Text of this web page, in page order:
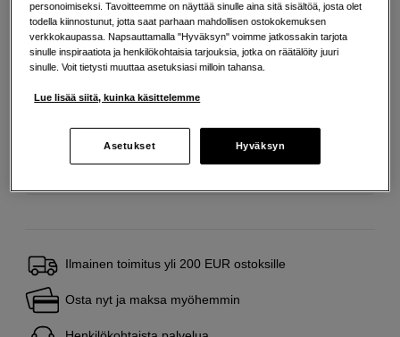
Maksa Svea-erämaksulla
Esimerkki: 36 kk, 3 EUR/kk, yhteensä 113 EUR, todellinen vuosikorko
Avausmaksu 5 EUR, laskutusmaksu 0 EUR/kk lisäksi
liittymien tekemistä ja uusien lainojen saamista. Apua saat kuntasi talous- ja
velkaneuvonnasta. Yhteystiedot löydät sivulta kkv.fi (avautuu uuteen
Ilmainen toimitus yli 200 EUR ostoksille
Osta nyt ja maksa myöhemmin
personoimiseksi. Tavoitteemme on näyttää sinulle aina sitä sisältöä, josta olet
todella kiinnostunut, jotta saat parhaan mahdollisen ostokokemuksen
verkkokaupassa. Napsauttamalla "Hyväksyn" voimme jatkossakin tarjota
sinulle inspiraatiota ja henkilökohtaisia tarjouksia, jotka on räätälöity juuri
sinulle. Voit tietysti muuttaa asetuksiasi milloin tahansa.
Lue lisää siitä, kuinka käsittelemme
Asetukset Hyväksyn